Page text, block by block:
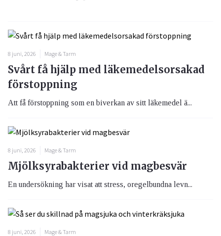
8 juni, 2026 Mage & Tarm
Svårt få hjälp med läkemedelsorsakad
förstoppning
Att få förstoppning som en biverkan av sitt läkemedel ä...
8 juni, 2026 Mage & Tarm
Mjölksyrabakterier vid magbesvär
En undersökning har visat att stress, oregelbundna levn...
8 juni, 2026 Mage & Tarm